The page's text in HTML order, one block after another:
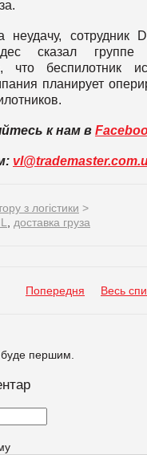
неудачу, сотрудник
сказал группе
что беспилотник
планирует
к нам в
з логістики >
доставка груза
Попередня Весь
першим.